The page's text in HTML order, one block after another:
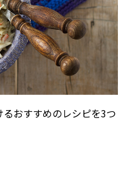
おすすめのレシピを3つ